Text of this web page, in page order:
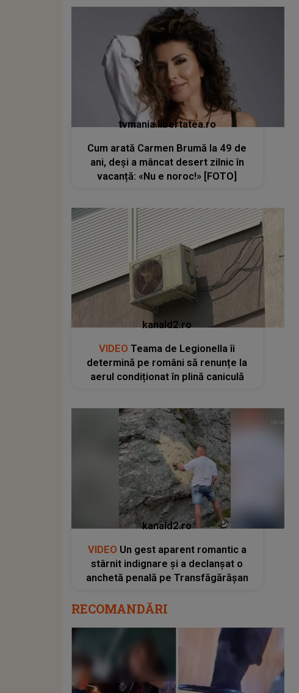
tvmania.libertatea.ro
Cum arată Carmen Brumă la 49 de
ani, deși a mâncat desert zilnic în
vacanță: «Nu e noroc!» [FOTO]
kanald2.ro
VIDEO Teama de Legionella îi
determină pe români să renunțe la
aerul condiționat în plină caniculă
kanald2.ro
VIDEO Un gest aparent romantic a
stârnit indignare și a declanșat o
anchetă penală pe Transfăgărășan
RECOMANDĂRI